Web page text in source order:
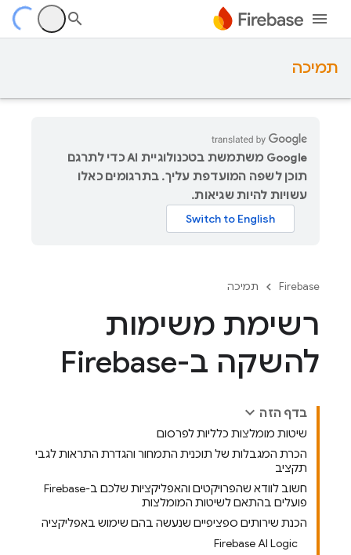
תמיכה
‫Google משתמשת בטכנולוגיית AI כדי לתרגם
תוכן לשפה המועדפת עליך. בתרגומים כאלו
עשויות להיות שגיאות.
Firebase תמיכה
רשימת משימות
להשקה ב-Firebase
בדף הזה
שיטות מומלצות כלליות לפרסום
הכרת המגבלות של תוכנית התמחור והגדרת התראות לגבי
תקציב
חשוב לוודא שהפרויקטים והאפליקציות שלכם ב-Firebase
פועלים בהתאם לשיטות המומלצות
הכנת שירותים ספציפיים שנעשה בהם שימוש באפליקציה
Firebase AI Logic